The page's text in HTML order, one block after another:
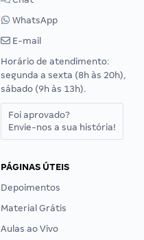
WhatsApp
E-mail
Horário de atendimento:
segunda a sexta (8h às 20h),
sábado (9h às 13h).
Foi aprovado?
Envie-nos a sua história!
PÁGINAS ÚTEIS
Depoimentos
Material Grátis
Aulas ao Vivo